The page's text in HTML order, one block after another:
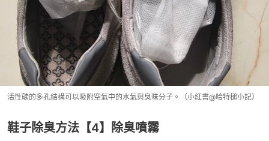
活性碳的多孔結構可以吸附空氣中的水氣與臭味分子。（小紅書@哈特槌小記）
鞋子除臭方法【4】除臭噴霧